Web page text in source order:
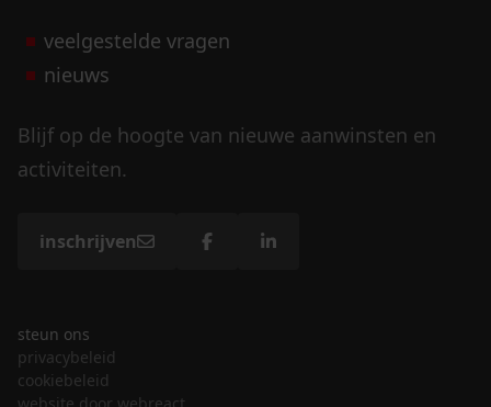
veelgestelde vragen
nieuws
Blijf op de hoogte van nieuwe aanwinsten en
activiteiten.
inschrijven
steun ons
privacybeleid
cookiebeleid